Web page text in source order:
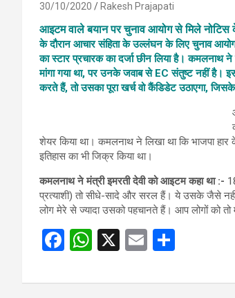
30/10/2020 Rakesh Prajapati
आइटम वाले बयान पर चुनाव आयोग से मिले
के दौरान आचार संहिता के उल्लंघन के लिए चुनाव
का स्टार प्रचारक का दर्जा छीन लिया है। कमलनाथ
मांगा गया था, पर उनके जवाब से EC संतुष्ट नहीं है।
करते हैं, तो उसका पूरा खर्च वो कैंडिडेट उठाएगा,
शेयर किया था। कमलनाथ ने लिखा था कि भाजपा
इतिहास का भी जिक्र किया था।
कमलनाथ ने मंत्री इमरती देवी को आइटम कहा था :-
प्रत्याशी) तो सीधे-सादे और सरल हैं। ये उसके जैसे
लोग मेरे से ज्यादा उसको पहचानते हैं। आप लोगों को
F
ce
W
at
X
E
ail ar